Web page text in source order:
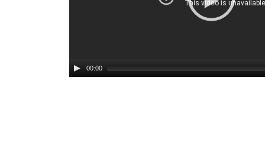
00:00